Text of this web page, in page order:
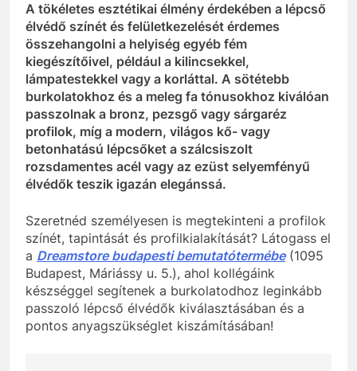
A tökéletes esztétikai élmény érdekében a lépcső
élvédő színét és felületkezelését érdemes
összehangolni a helyiség egyéb fém
kiegészítőivel, például a kilincsekkel,
lámpatestekkel vagy a korláttal. A sötétebb
burkolatokhoz és a meleg fa tónusokhoz kiválóan
passzolnak a bronz, pezsgő vagy sárgaréz
profilok, míg a modern, világos kő- vagy
betonhatású lépcsőket a szálcsiszolt
rozsdamentes acél vagy az ezüst selyemfényű
élvédők teszik igazán elegánssá.
Szeretnéd személyesen is megtekinteni a profilok
színét, tapintását és profilkialakítását? Látogass el
a Dreamstore budapesti bemutatótermébe(1095
Budapest, Máriássy u. 5.), ahol kollégáink
készséggel segítenek a burkolatodhoz leginkább
passzoló lépcső élvédők kiválasztásában és a
pontos anyagszükséglet kiszámításában!